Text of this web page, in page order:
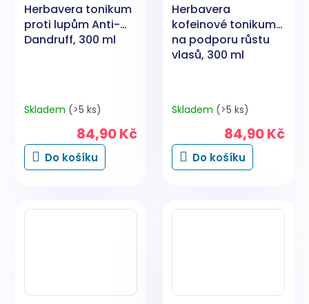
Herbavera tonikum
proti lupům Anti-
Dandruff, 300 ml
Skladem (>5 ks)
84,90 Kč
Do košíku
Herbavera
kofeinové tonikum
na podporu růstu
vlasů, 300 ml
Skladem (>5 ks)
84,90 Kč
Do košíku